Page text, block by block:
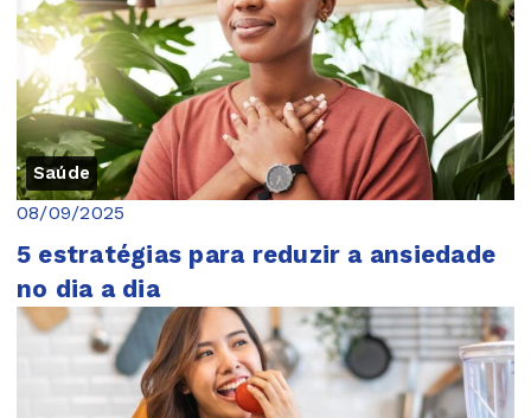
Saúde
08/09/2025
5 estratégias para reduzir a ansiedade
no dia a dia